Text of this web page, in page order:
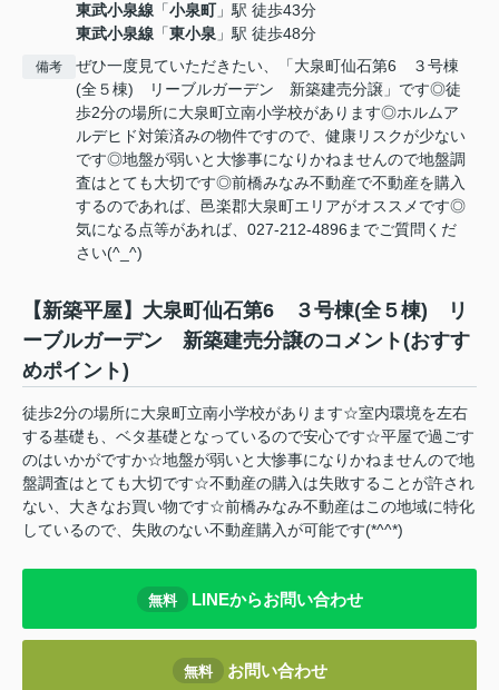
東武小泉線 「小泉町」駅 徒歩43分
東武小泉線 「東小泉 」駅 徒歩48分
備考
ぜひ一度見ていただきたい、「大泉町仙石第6 ３号棟
(全５棟) リーブルガーデン 新築建売分譲」です◎徒
歩2分の場所に大泉町立南小学校があります◎ホルムア
ルデヒド対策済みの物件ですので、健康リスクが少ない
です◎地盤が弱いと大惨事になりかねませんので地盤調
査はとても大切です◎前橋みなみ不動産で不動産を購入
するのであれば、邑楽郡大泉町エリアがオススメです◎
気になる点等があれば、027-212-4896までご質問くだ
さい(^_^)
【新築平屋】大泉町仙石第6 ３号棟(全５棟) リ
ーブルガーデン 新築建売分譲のコメント(おすす
めポイント)
徒歩2分の場所に大泉町立南小学校があります☆室内環境を左右
する基礎も、ベタ基礎となっているので安心です☆平屋で過ごす
のはいかがですか☆地盤が弱いと大惨事になりかねませんので地
盤調査はとても大切です☆不動産の購入は失敗することが許され
ない、大きなお買い物です☆前橋みなみ不動産はこの地域に特化
しているので、失敗のない不動産購入が可能です(*^^*)
無料 LINEからお問い合わせ
無料 お問い合わせ